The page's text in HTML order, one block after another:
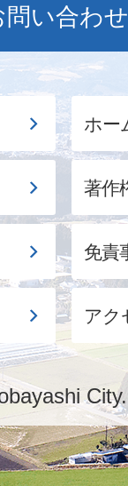
問い合わせ
ホー
著作
免責
アク